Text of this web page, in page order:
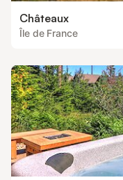
Châteaux
Île de France